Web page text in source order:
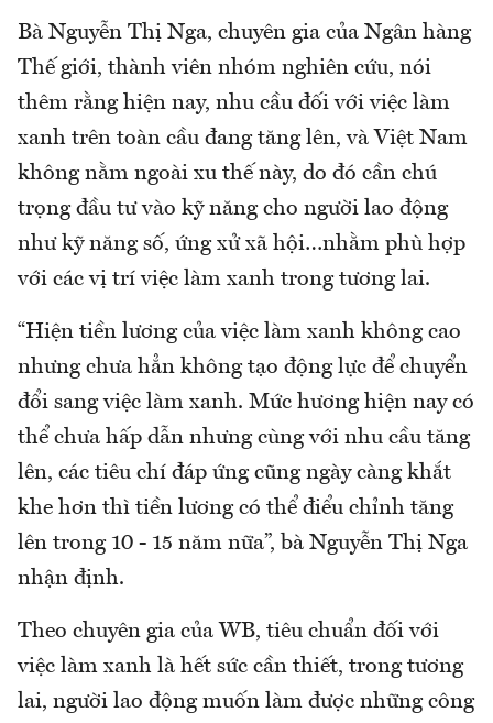
Bà Nguyễn Thị Nga, chuyên gia của Ngân hàng
Thế giới, thành viên nhóm nghiên cứu, nói
thêm rằng hiện nay, nhu cầu đối với việc làm
xanh trên toàn cầu đang tăng lên, và Việt Nam
không nằm ngoài xu thế này, do đó cần chú
trọng đầu tư vào kỹ năng cho người lao động
như kỹ năng số, ứng xử xã hội…nhằm phù hợp
với các vị trí việc làm xanh trong tương lai.
“Hiện tiền lương của việc làm xanh không cao
nhưng chưa hẳn không tạo động lực để chuyển
đổi sang việc làm xanh. Mức hương hiện nay có
thể chưa hấp dẫn nhưng cùng với nhu cầu tăng
lên, các tiêu chí đáp ứng cũng ngày càng khắt
khe hơn thì tiền lương có thể điểu chỉnh tăng
lên trong 10 - 15 năm nữa”, bà Nguyễn Thị Nga
nhận định.
Theo chuyên gia của WB, tiêu chuẩn đối với
việc làm xanh là hết sức cần thiết, trong tương
lai, người lao động muốn làm được những công